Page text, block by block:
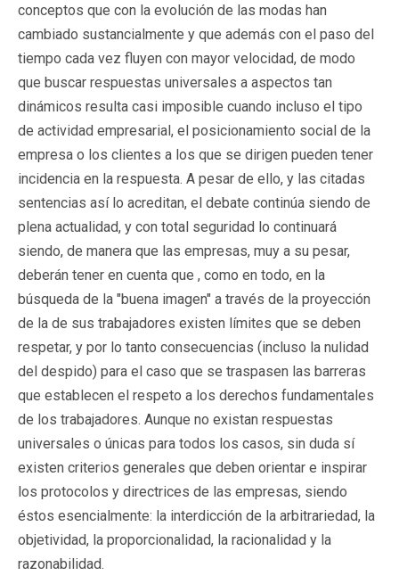
conceptos que con la evolución de las modas han
cambiado sustancialmente y que además con el paso del
tiempo cada vez fluyen con mayor velocidad, de modo
que buscar respuestas universales a aspectos tan
dinámicos resulta casi imposible cuando incluso el tipo
de actividad empresarial, el posicionamiento social de la
empresa o los clientes a los que se dirigen pueden tener
incidencia en la respuesta. A pesar de ello, y las citadas
sentencias así lo acreditan, el debate continúa siendo de
plena actualidad, y con total seguridad lo continuará
siendo, de manera que las empresas, muy a su pesar,
deberán tener en cuenta que , como en todo, en la
búsqueda de la "buena imagen" a través de la proyección
de la de sus trabajadores existen límites que se deben
respetar, y por lo tanto consecuencias (incluso la nulidad
del despido) para el caso que se traspasen las barreras
que establecen el respeto a los derechos fundamentales
de los trabajadores. Aunque no existan respuestas
universales o únicas para todos los casos, sin duda sí
existen criterios generales que deben orientar e inspirar
los protocolos y directrices de las empresas, siendo
éstos esencialmente: la interdicción de la arbitrariedad, la
objetividad, la proporcionalidad, la racionalidad y la
razonabilidad.